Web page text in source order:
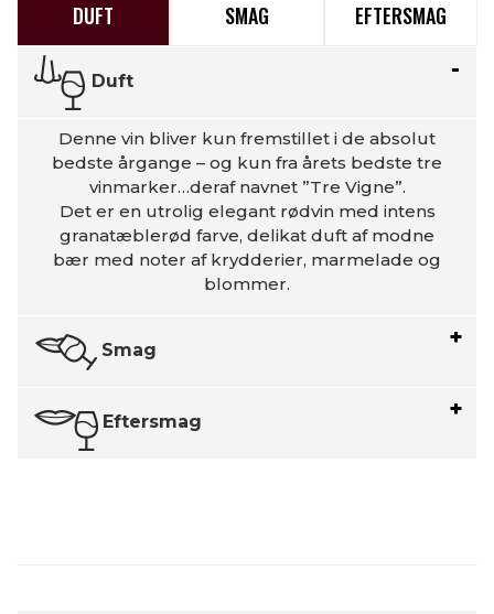
DUFT SMAG EFTERSMAG
Duft
Denne vin bliver kun fremstillet i de absolut
bedste årgange – og kun fra årets bedste tre
vinmarker…deraf navnet ”Tre Vigne”.
Det er en utrolig elegant rødvin med intens
granatæblerød farve, delikat duft af modne
bær med noter af krydderier, marmelade og
blommer.
Smag
Eftersmag